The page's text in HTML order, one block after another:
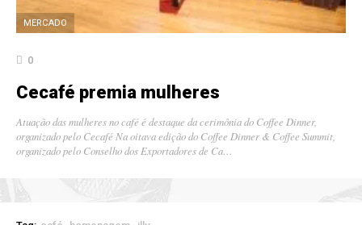
MERCADO
0
Cecafé premia mulheres
Atuação das mulheres no café é destaque da cerimônia do Coffee Dinner,
organizado pelo Cecafé Na oitava edição do Coffee Dinner & Coffee Summit,
organizado pelo Conselho dos Exportadores de Ca…